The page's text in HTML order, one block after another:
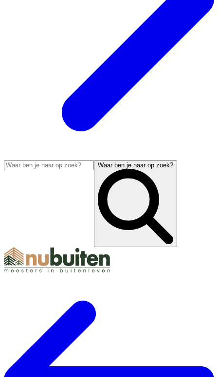
Waar ben je naar op zoek?